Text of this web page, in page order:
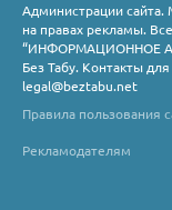
Администрации сайта.
на правах рекламы.
“ИНФОРМАЦИОННОЕ
Без Табу. Контакты
legal@beztabu.net
Правила пользования
Рекламодателям